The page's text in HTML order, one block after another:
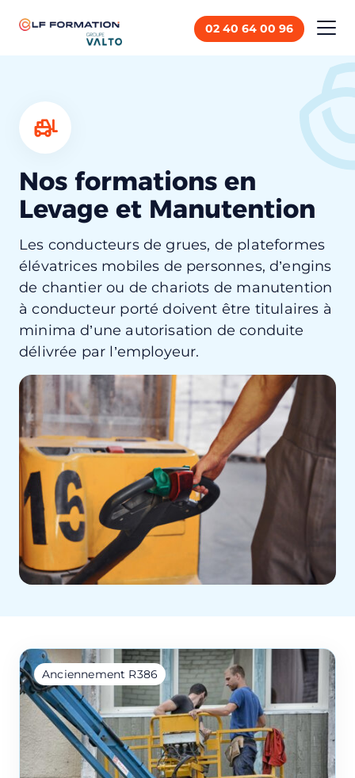
02 40 64 00 96
Formations
Nos formations en
Levage et Manutention
Les conducteurs de grues, de plateformes
élévatrices mobiles de personnes, d’engins
de chantier ou de chariots de manutention
à conducteur porté doivent être titulaires à
minima d’une autorisation de conduite
délivrée par l’employeur.
Anciennement R386